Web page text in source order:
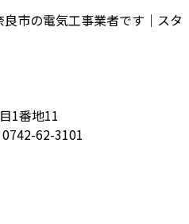
市の電気工事業者です｜スタ
1番地11
62-3101